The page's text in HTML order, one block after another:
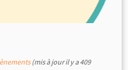
(mis à jour il y a 409